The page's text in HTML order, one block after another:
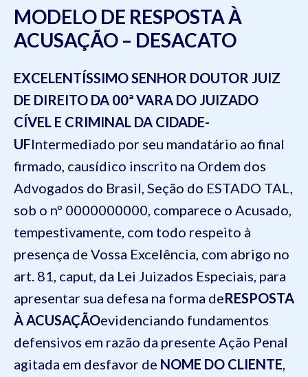
MODELO DE RESPOSTA À
ACUSAÇÃO – DESACATO
EXCELENTÍSSIMO SENHOR DOUTOR JUIZ
DE DIREITO DA 00ª VARA DO JUIZADO
CÍVEL E CRIMINAL DA CIDADE-
UFIntermediado por seu mandatário ao final
firmado, causídico inscrito na Ordem dos
Advogados do Brasil, Seção do ESTADO TAL,
sob o nº 0000000000, comparece o Acusado,
tempestivamente, com todo respeito à
presença de Vossa Excelência, com abrigo no
art. 81, caput, da Lei Juizados Especiais, para
apresentar sua defesa na forma deRESPOSTA
À ACUSAÇÃOevidenciando fundamentos
defensivos em razão da presente Ação Penal
agitada em desfavor de NOME DO CLIENTE,